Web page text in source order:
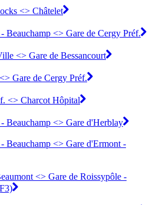
<> Châtelet
Beauchamp <> ︎Gare de Cergy Préf.
<> ︎Gare de Bessancourt
︎Gare de Cergy Préf.
<> ︎Charcot Hôpital
Beauchamp <> ︎Gare d'Herblay
Beauchamp <> ︎Gare d'Ermont -
<> Gare de Roissypôle -